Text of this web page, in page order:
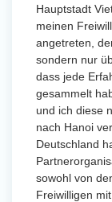
Hauptstadt
meinen
angetreten,
sondern nur
dass jede
gesammelt
und ich diese
nach Hanoi
Deutschland
sowohl von
Freiwilligen